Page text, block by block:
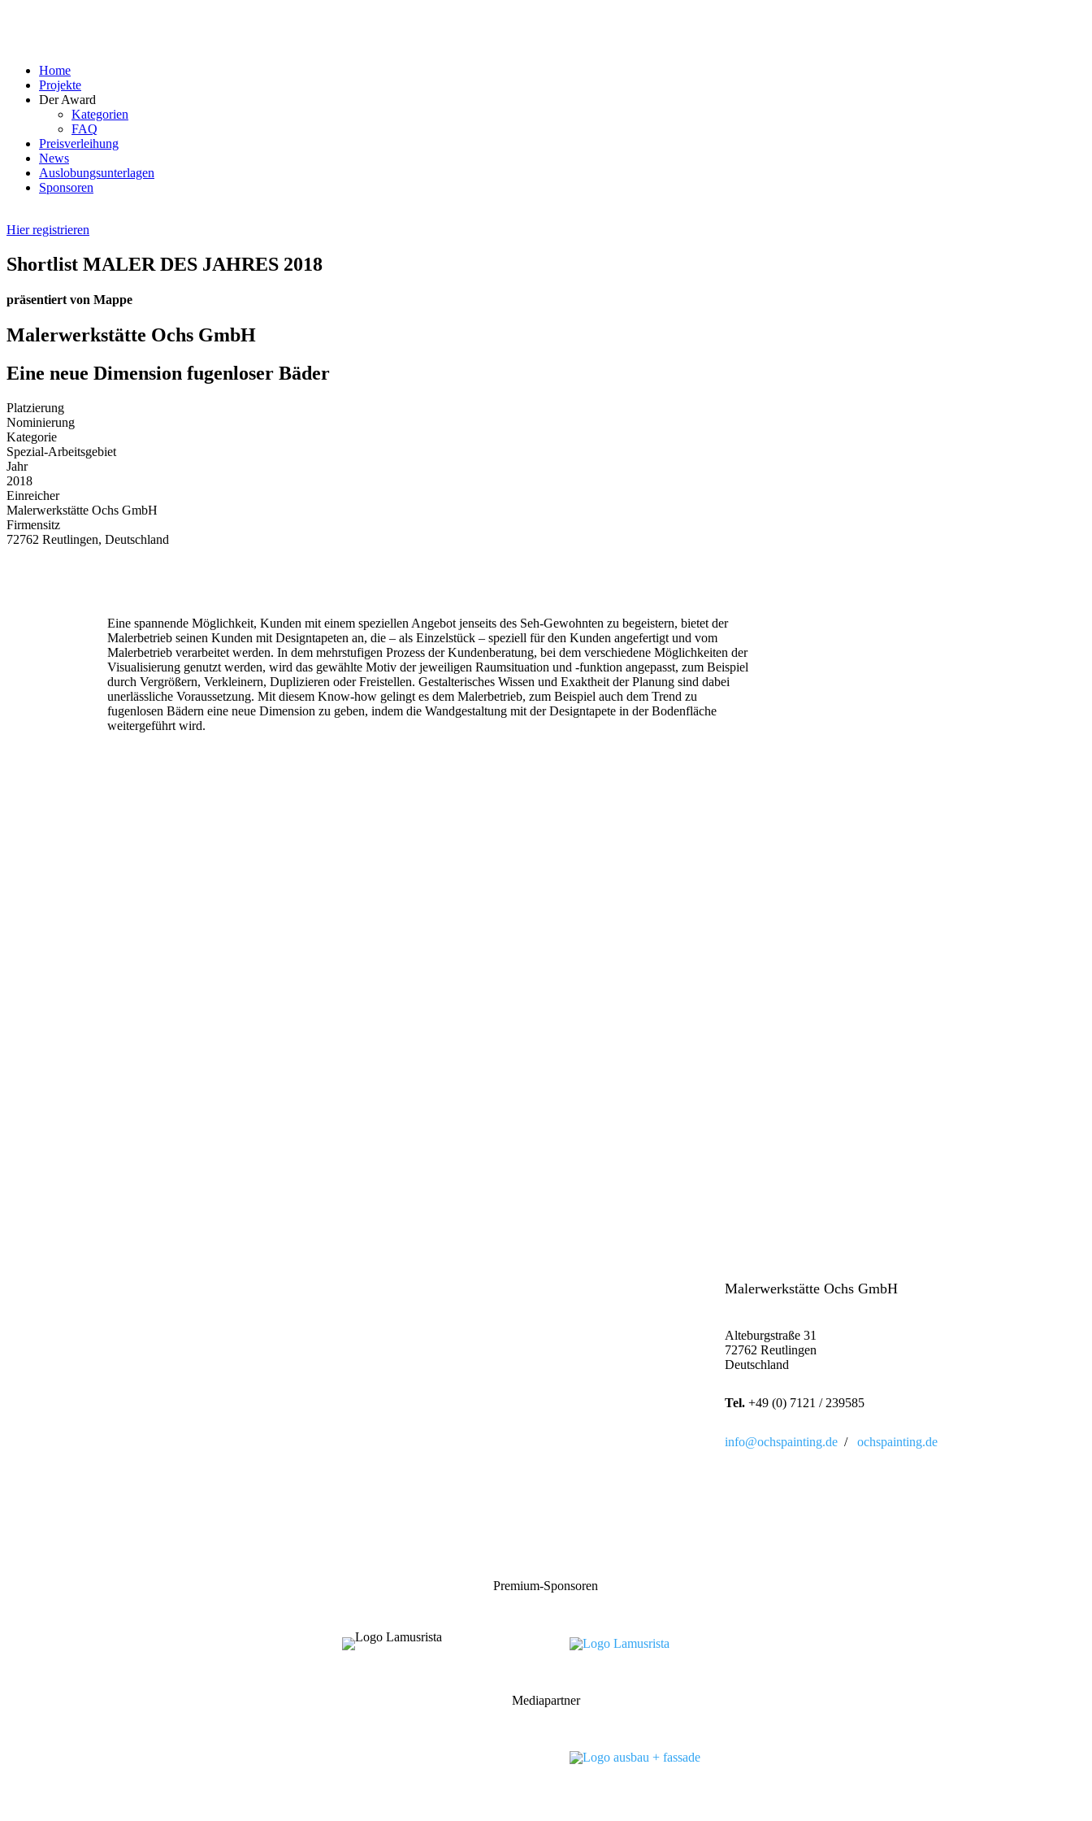
Home
Projekte
Der Award
Kategorien
FAQ
Preisverleihung
News
Auslobungsunterlagen
Sponsoren
Hier registrieren
Shortlist MALER DES JAHRES 2018
präsentiert von Mappe
Malerwerkstätte Ochs GmbH
Eine neue Dimension fugenloser Bäder
Platzierung
Nominierung
Kategorie
Spezial-Arbeitsgebiet
Jahr
2018
Einreicher
Malerwerkstätte Ochs GmbH
Firmensitz
72762 Reutlingen, Deutschland
Eine spannende Möglichkeit, Kunden mit einem speziellen Angebot jenseits des Seh-Gewohnten zu begeistern, bietet der
Malerbetrieb seinen Kunden mit Designtapeten an, die ‒ als Einzelstück ‒ speziell für den Kunden angefertigt und vom
Malerbetrieb verarbeitet werden. In dem mehrstufigen Prozess der Kundenberatung, bei dem verschiedene Möglichkeiten der
Visualisierung genutzt werden, wird das gewählte Motiv der jeweiligen Raumsituation und -funktion angepasst, zum Beispiel
durch Vergrößern, Verkleinern, Duplizieren oder Freistellen. Gestalterisches Wissen und Exaktheit der Planung sind dabei
unerlässliche Voraussetzung. Mit diesem Know-how gelingt es dem Malerbetrieb, zum Beispiel auch dem Trend zu
fugenlosen Bädern eine neue Dimension zu geben, indem die Wandgestaltung mit der Designtapete in der Bodenfläche
weitergeführt wird.
Malerwerkstätte Ochs GmbH
Alteburgstraße 31
72762 Reutlingen
Deutschland
Tel.+49 (0) 7121 / 239585
info@ochspainting.de/ ochspainting.de
Premium-Sponsoren
Mediapartner